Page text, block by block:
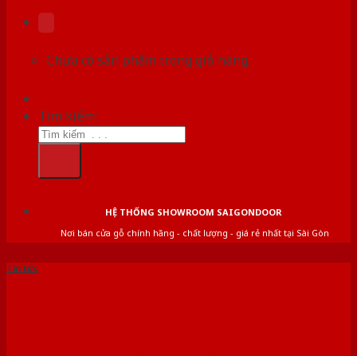
Chưa có sản phẩm trong giỏ hàng.
Tìm kiếm:
HỆ THỐNG SHOWROOM SAIGONDOOR
Nơi bán cửa gỗ chính hãng - chất lượng - giá rẻ nhất tại Sài Gòn
Tin tức